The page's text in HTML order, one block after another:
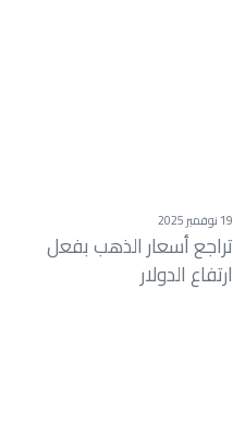
19 نوفمبر 2025
تراجع أسعار الذهب بفعل
ارتفاع الدولار